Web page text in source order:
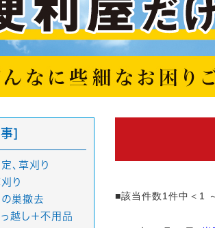
■該当件数1件中＜1
]
、草刈り
り
巣撤去
越し＋不用品